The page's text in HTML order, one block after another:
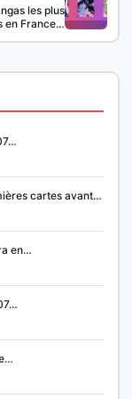
les plus
en France…
cartes avant…
en…